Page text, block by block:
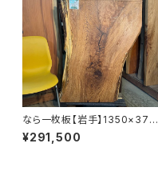
なら一枚板【岩手】1350×370~
750×51㎜【オイル塗装 仕上げ
済み】
¥291,500